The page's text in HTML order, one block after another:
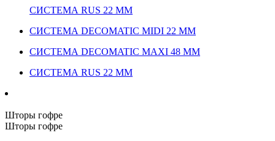
СИСТЕМА RUS 22 ММ
СИСТЕМА DECOMATIC MIDI 22 ММ
СИСТЕМА DECOMATIC MAXI 48 ММ
СИСТЕМА RUS 22 ММ
Шторы гофре
Шторы гофре